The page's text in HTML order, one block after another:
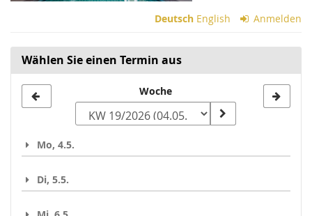
Deutsch English Anmelden
Wählen Sie einen Termin aus
zur
auswählen
Woche
Mo, 4.5.
Di, 5.5.